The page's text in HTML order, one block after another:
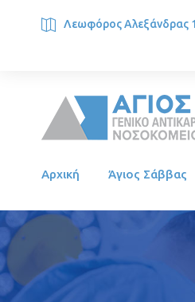
Λεωφόρος Αλεξάνδρας
Αρχική Άγιος Σάββας